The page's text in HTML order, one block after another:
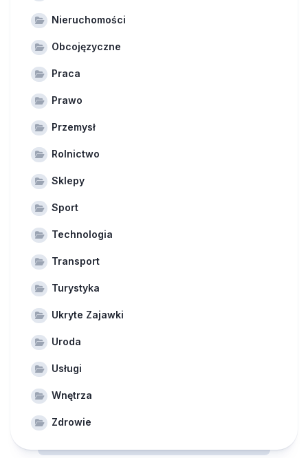
Nieruchomości
Obcojęzyczne
Praca
Prawo
Przemysł
Rolnictwo
Sklepy
Sport
Technologia
Transport
Turystyka
Ukryte Zajawki
Uroda
Usługi
Wnętrza
Zdrowie